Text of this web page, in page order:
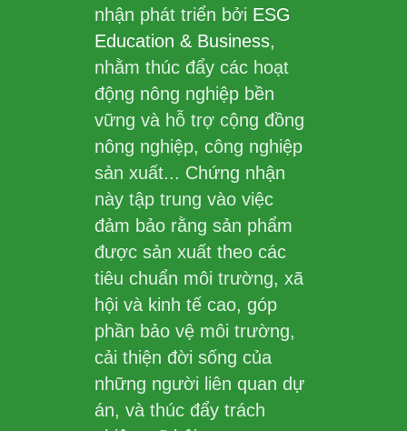
nhận phát triển bởi ESG
Education & Business,
nhằm thúc đẩy các hoạt
động nông nghiệp bền
vững và hỗ trợ cộng đồng
nông nghiệp, công nghiệp
sản xuất... Chứng nhận
này tập trung vào việc
đảm bảo rằng sản phẩm
được sản xuất theo các
tiêu chuẩn môi trường, xã
hội và kinh tế cao, góp
phần bảo vệ môi trường,
cải thiện đời sống của
những người liên quan dự
án, và thúc đẩy trách